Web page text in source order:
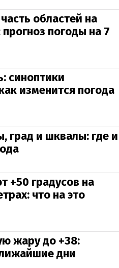
областей на
погоды на 7
синоптики
изменится погода
град и шквалы: где и
+50 градусов на
что на это
жару до +38:
дни